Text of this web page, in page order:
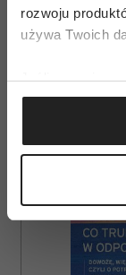
rozwoju
używa Twoich
Jeśli wyrazisz
dane są
sekcji